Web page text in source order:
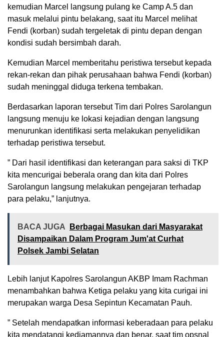
kemudian Marcel langsung pulang ke Camp A.5 dan
masuk melalui pintu belakang, saat itu Marcel melihat
Fendi (korban) sudah tergeletak di pintu depan dengan
kondisi sudah bersimbah darah.
Kemudian Marcel memberitahu peristiwa tersebut kepada
rekan-rekan dan pihak perusahaan bahwa Fendi (korban)
sudah meninggal diduga terkena tembakan.
Berdasarkan laporan tersebut Tim dari Polres Sarolangun
langsung menuju ke lokasi kejadian dengan langsung
menurunkan identifikasi serta melakukan penyelidikan
terhadap peristiwa tersebut.
” Dari hasil identifikasi dan keterangan para saksi di TKP
kita mencurigai beberala orang dan kita dari Polres
Sarolangun langsung melakukan pengejaran terhadap
para pelaku,” lanjutnya.
BACA JUGA
Berbagai Masukan dari Masyarakat
Disampaikan Dalam Program Jum'at Curhat
Polsek Jambi Selatan
Lebih lanjut Kapolres Sarolangun AKBP Imam Rachman
menambahkan bahwa Ketiga pelaku yang kita curigai ini
merupakan warga Desa Sepintun Kecamatan Pauh.
” Setelah mendapatkan informasi keberadaan para pelaku
kita mendatangi kediamannya dan benar, saat tim opsnal